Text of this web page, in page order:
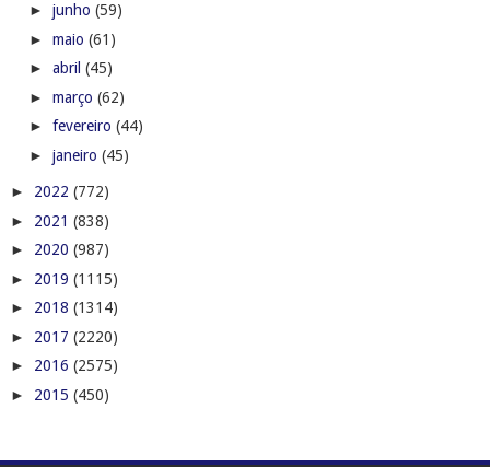
► junho (59)
► maio (61)
► abril (45)
► março (62)
► fevereiro (44)
► janeiro (45)
► 2022 (772)
► 2021 (838)
► 2020 (987)
► 2019 (1115)
► 2018 (1314)
► 2017 (2220)
► 2016 (2575)
► 2015 (450)